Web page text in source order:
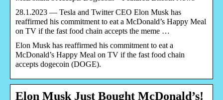
28.1.2023 — Tesla and Twitter CEO Elon Musk has
reaffirmed his commitment to eat a McDonald’s Happy Meal
on TV if the fast food chain accepts the meme …
Elon Musk has reaffirmed his commitment to eat a
McDonald’s Happy Meal on TV if the fast food chain
accepts dogecoin (DOGE).
Elon Musk Just Bought McDonald’s!